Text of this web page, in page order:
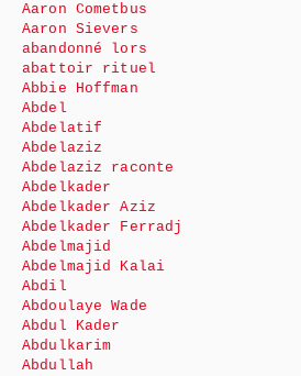
Aaron Cometbus
Aaron Sievers
abandonné lors
abattoir rituel
Abbie Hoffman
Abdel
Abdelatif
Abdelaziz
Abdelaziz raconte
Abdelkader
Abdelkader Aziz
Abdelkader Ferradj
Abdelmajid
Abdelmajid Kalai
Abdil
Abdoulaye Wade
Abdul Kader
Abdulkarim
Abdullah